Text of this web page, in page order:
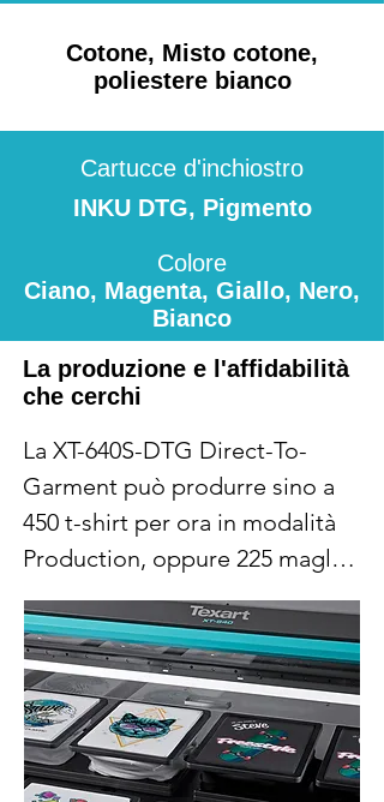
stampa che consente
all'operatore il controllo
completo di tutte le
operazioni e dei colori.
XT-640S-DTG Inoltre, i nostri
inchiostri sono certificati
ECO PASSPORT by OEKO-
TEX®, garantendo stampe
dell'ambiente.
Cotone, Misto cotone,
poliestere bianco
Cartucce d'inchiostro
INKU DTG, Pigmento
Colore
Ciano, Magenta, Giallo, Nero,
Bianco
La produzione e l'affidabilità
che cerchi
La XT-640S-DTG Direct-To-
Garment può produrre sino a
450 t-shirt per ora in modalità
Production, oppure 225 maglie
quando si vuole più qualità,
utilizzando la modalità Quality.
Costruita sull'affidabile
tecnologia Roland Texart, XT-
640S-DTG ha una risoluzione
massima di 1440dpi e varie